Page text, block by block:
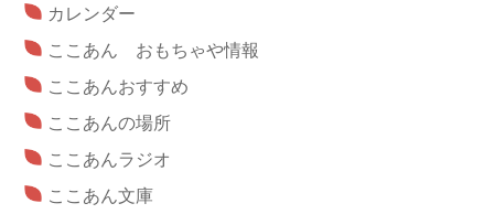
カレンダー
ここあん おもちゃや情報
ここあんおすすめ
ここあんの場所
ここあんラジオ
ここあん文庫